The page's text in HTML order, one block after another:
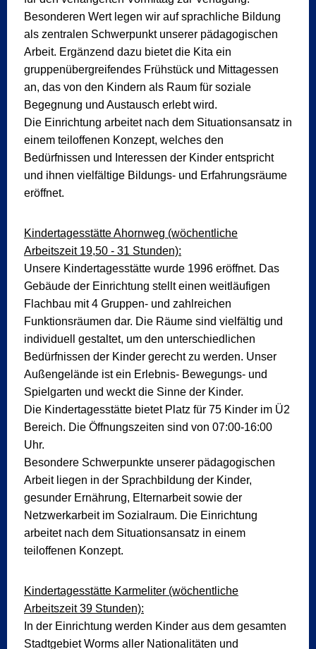
Besonderen Wert legen wir auf sprachliche Bildung
als zentralen Schwerpunkt unserer pädagogischen
Arbeit. Ergänzend dazu bietet die Kita ein
gruppenübergreifendes Frühstück und Mittagessen
an, das von den Kindern als Raum für soziale
Begegnung und Austausch erlebt wird.
Die Einrichtung arbeitet nach dem Situationsansatz in
einem teiloffenen Konzept, welches den
Bedürfnissen und Interessen der Kinder entspricht
und ihnen vielfältige Bildungs- und Erfahrungsräume
eröffnet.
Kindertagesstätte Ahornweg (wöchentliche
Arbeitszeit 19,50 - 31 Stunden):
Unsere Kindertagesstätte wurde 1996 eröffnet. Das
Gebäude der Einrichtung stellt einen weitläufigen
Flachbau mit 4 Gruppen- und zahlreichen
Funktionsräumen dar. Die Räume sind vielfältig und
individuell gestaltet, um den unterschiedlichen
Bedürfnissen der Kinder gerecht zu werden. Unser
Außengelände ist ein Erlebnis- Bewegungs- und
Spielgarten und weckt die Sinne der Kinder.
Die Kindertagesstätte bietet Platz für 75 Kinder im Ü2
Bereich. Die Öffnungszeiten sind von 07:00-16:00
Uhr.
Besondere Schwerpunkte unserer pädagogischen
Arbeit liegen in der Sprachbildung der Kinder,
gesunder Ernährung, Elternarbeit sowie der
Netzwerkarbeit im Sozialraum. Die Einrichtung
arbeitet nach dem Situationsansatz in einem
teiloffenen Konzept.
Kindertagesstätte Karmeliter (wöchentliche
Arbeitszeit 39 Stunden):
In der Einrichtung werden Kinder aus dem gesamten
Stadtgebiet Worms aller Nationalitäten und